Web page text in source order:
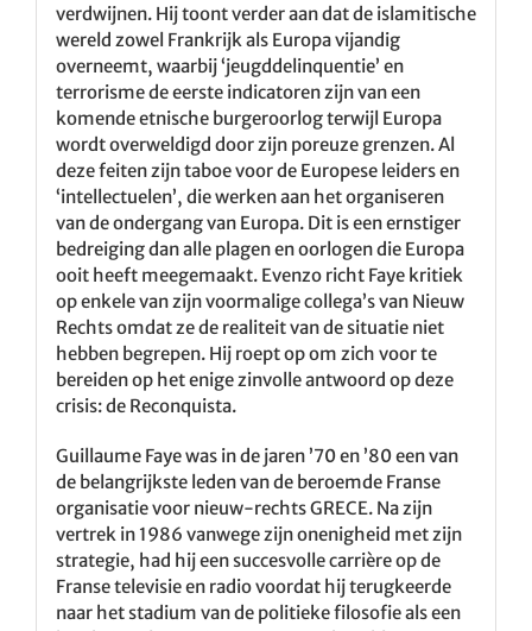
verdwijnen. Hij toont verder aan dat de islamitische
wereld zowel Frankrijk als Europa vijandig
overneemt, waarbij ‘jeugddelinquentie’ en
terrorisme de eerste indicatoren zijn van een
komende etnische burgeroorlog terwijl Europa
wordt overweldigd door zijn poreuze grenzen. Al
deze feiten zijn taboe voor de Europese leiders en
‘intellectuelen’, die werken aan het organiseren
van de ondergang van Europa. Dit is een ernstiger
bedreiging dan alle plagen en oorlogen die Europa
ooit heeft meegemaakt. Evenzo richt Faye kritiek
op enkele van zijn voormalige collega’s van Nieuw
Rechts omdat ze de realiteit van de situatie niet
hebben begrepen. Hij roept op om zich voor te
bereiden op het enige zinvolle antwoord op deze
crisis: de Reconquista.
Guillaume Faye was in de jaren ’70 en ’80 een van
de belangrijkste leden van de beroemde Franse
organisatie voor nieuw-rechts GRECE. Na zijn
vertrek in 1986 vanwege zijn onenigheid met zijn
strategie, had hij een succesvolle carrière op de
Franse televisie en radio voordat hij terugkeerde
naar het stadium van de politieke filosofie als een